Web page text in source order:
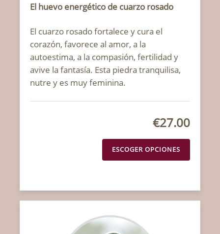
El huevo energético de cuarzo rosado
El cuarzo rosado fortalece y cura el
corazón, favorece al amor, a la
autoestima, a la compasión, fertilidad y
avive la fantasía. Esta piedra tranquilisa,
nutre y es muy feminina.
€27.00
ESCOGER OPCIONES